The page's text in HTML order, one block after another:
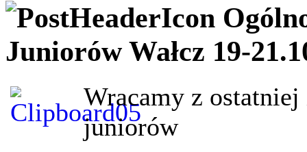
Juniorów Wałcz 19-
Wracamy z
juniorów